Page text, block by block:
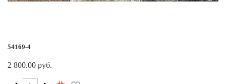
54169-4
2 800.00 руб.